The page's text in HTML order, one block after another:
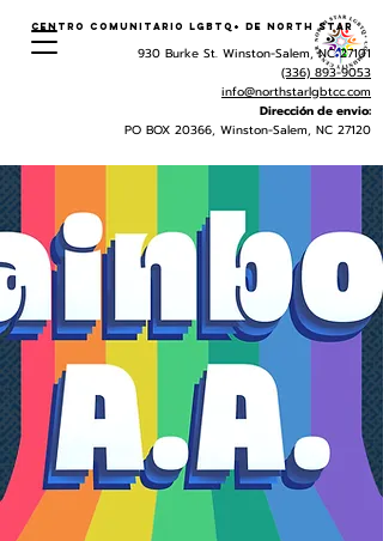
Centro Comunitario LGBTQ+ de North Star
930 Burke St. Winston-Salem, NC 27101
(336) 893-9053
info@northstarlgbtcc.com
Dirección de envio:
PO BOX 20366, Winston-Salem, NC 27120